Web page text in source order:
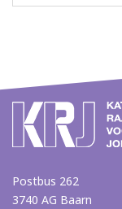
Postbus 262
3740 AG Baarn